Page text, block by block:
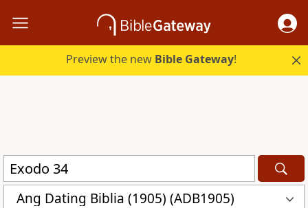
Preview the new Bible Gateway!
Ang Dating Biblia (1905) (ADB1905)